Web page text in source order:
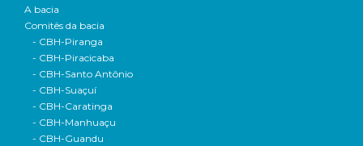
A bacia
Comitês da bacia
- CBH-Piranga
- CBH-Piracicaba
- CBH-Santo Antônio
- CBH-Suaçuí
- CBH-Caratinga
- CBH-Manhuaçu
- CBH-Guandu